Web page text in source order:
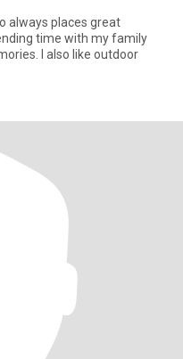
always places great
time with my family
I also like outdoor